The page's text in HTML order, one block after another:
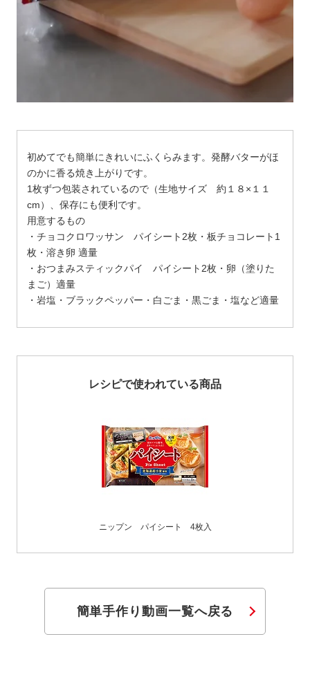
初めてでも簡単にきれいにふくらみます。発酵バターがほ
のかに香る焼き上がりです。
1枚ずつ包装されているので（生地サイズ 約１８×１１
cm）、保存にも便利です。
用意するもの
・チョコクロワッサン パイシート2枚・板チョコレート1
枚・溶き卵 適量
・おつまみスティックパイ パイシート2枚・卵（塗りた
まご）適量
・岩塩・ブラックペッパー・白ごま・黒ごま・塩など適量
レシピで使われている商品
ニップン パイシート 4枚入
簡単手作り動画一覧へ戻る